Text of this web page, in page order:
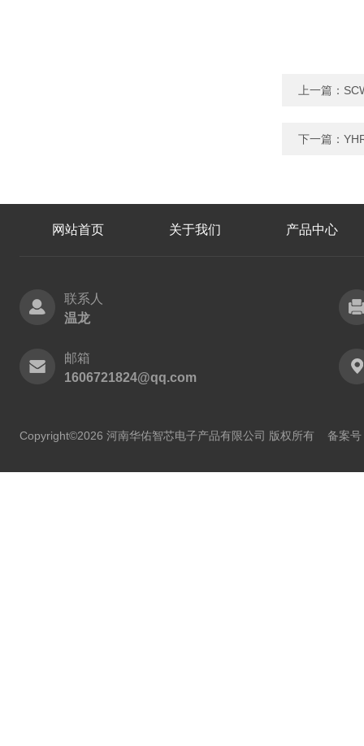
上一篇：
下一篇：
网站首页 关于我们 产品中心
联系人
温龙
邮箱
1606721824@qq.com
Copyright©2026 河南华佑智芯电子产品有限公司 版权所有 备案